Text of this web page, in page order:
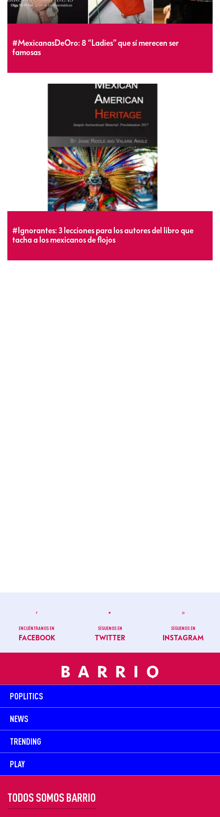
#MexicanasDeOro: 8 “Ladies” que sí merecen ser
famosas
#Ignorantes: 3 lecciones para los autores del libro que
tacha a los mexicanos de flojos
ENCUÉNTRANOS EN
FACEBOOK
SÍGUENOS EN
TWITTER
SÍGUENOS EN
INSTAGRAM
POPLITICS
NEWS
TRENDING
PLAY
TODOS SOMOS BARRIO